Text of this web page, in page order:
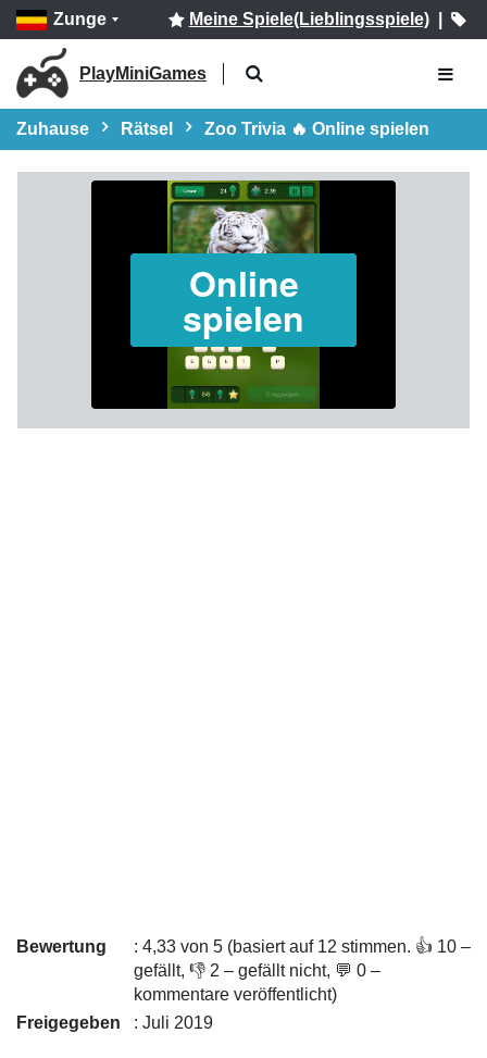
Zunge Meine Spiele(Lieblingsspiele)|
PlayMiniGames
Zuhause Rätsel Zoo Trivia 🔥 Online spielen
Online
spielen
Bewertung
: 4,33 von 5 (basiert auf 12 stimmen. 👍 10 –
gefällt, 👎 2 – gefällt nicht, 💬 0 –
kommentare veröffentlicht)
Freigegeben
: Juli 2019